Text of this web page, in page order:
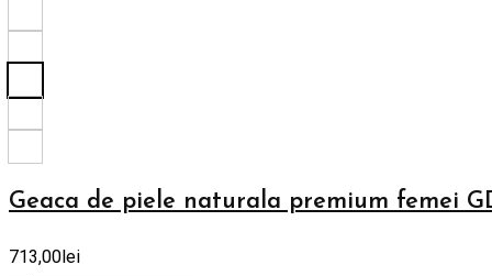
Geaca de piele naturala premium femei
713,00lei